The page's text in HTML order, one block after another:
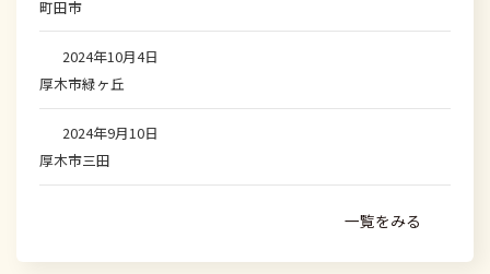
町田市
2024年10月4日
厚木市緑ヶ丘
2024年9月10日
厚木市三田
一覧をみる